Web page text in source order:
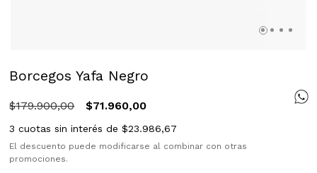
Borcegos Yafa Negro
$179.900,00 $71.960,00
3 cuotas sin interés de$23.986,67
El descuento puede modificarse al combinar con otras
promociones.